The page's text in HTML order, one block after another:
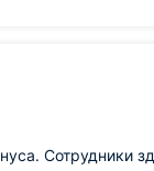
Сотрудники